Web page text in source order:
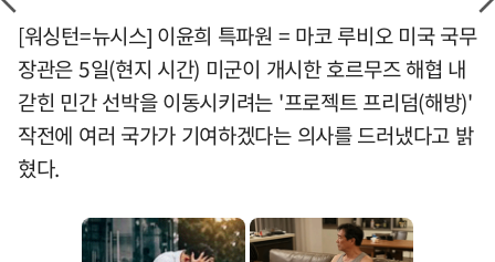
[워싱턴=뉴시스] 이윤희 특파원 = 마코 루비오 미국 국무
장관은 5일(현지 시간) 미군이 개시한 호르무즈 해협 내
갇힌 민간 선박을 이동시키려는 '프로젝트 프리덤(해방)'
작전에 여러 국가가 기여하겠다는 의사를 드러냈다고 밝
혔다.